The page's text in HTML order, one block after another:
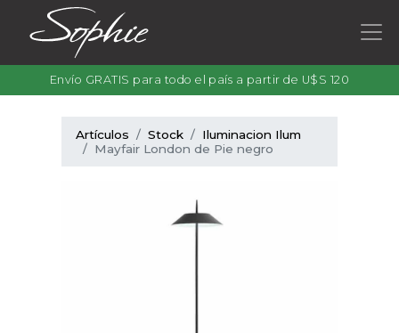
Envío GRATIS para todo el país a partir de U$S 120
Artículos Stock
Iluminacion Ilum
Mayfair London de Pie negro